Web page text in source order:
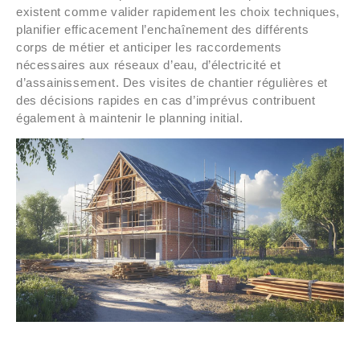
existent comme valider rapidement les choix techniques,
planifier efficacement l’enchaînement des différents
corps de métier et anticiper les raccordements
nécessaires aux réseaux d’eau, d’électricité et
d’assainissement. Des visites de chantier régulières et
des décisions rapides en cas d’imprévus contribuent
également à maintenir le planning initial.